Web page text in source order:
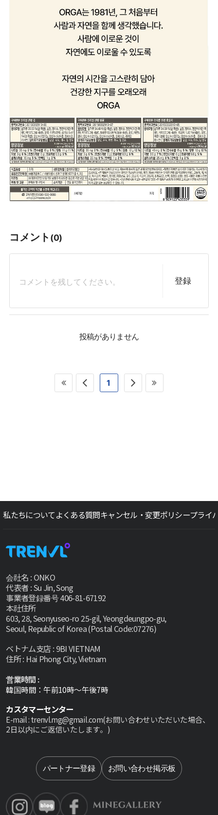
コメント (0)
登録
投稿がありません
1
私たちについてよくある質問キャンセル・変更ポリシープライ
会社名 : ONKO
代表者 : Su Jin, Song
事業者登録番号 406-81-67192
本社住所
603, 28, Seonyuseo-ro 25-gil, Yeongdeungpo-gu,
Seoul, Republic of Korea (Postal Code:07276)
ベトナム支店 : 9BI VIETNAM
住所 : Hai Phong City, Vietnam
営業時間 :
韓国時間：午前10時～午後7時
カスタマーセンター
E-mail : trenvl.mg@gmail.com(お問い合わせいただいた場合、
2日以内にご返信いたします。)
パートナー登録 お問い合わせ掲示板